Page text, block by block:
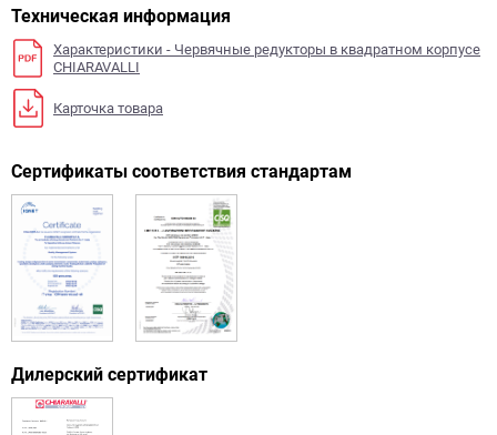
Техническая информация
Характеристики - Червячные редукторы в квадратном корпусе
CHIARAVALLI
Карточка товара
Сертификаты соответствия стандартам
Дилерский сертификат